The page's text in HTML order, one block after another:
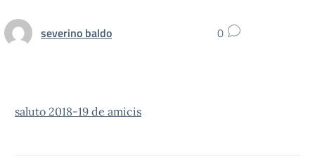
severino baldo 0
saluto 2018-19 de amicis